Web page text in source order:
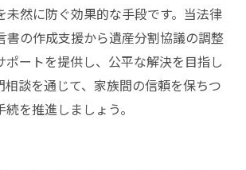
未然に防ぐ効果的な手段です。当法律
書の作成支援から遺産分割協議の調整
ポートを提供し、公平な解決を目指し
相談を通じて、家族間の信頼を保ちつ
を推進しましょう。